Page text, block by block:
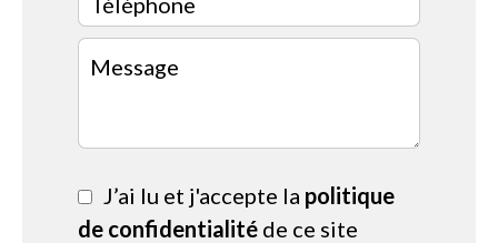
J’ai lu et j'accepte la politique
de confidentialité de ce site